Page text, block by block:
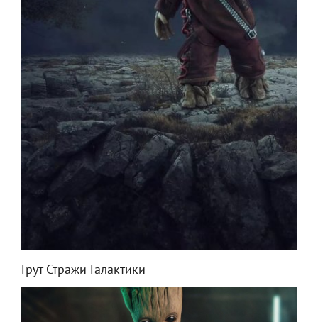
Грут Стражи Галактики